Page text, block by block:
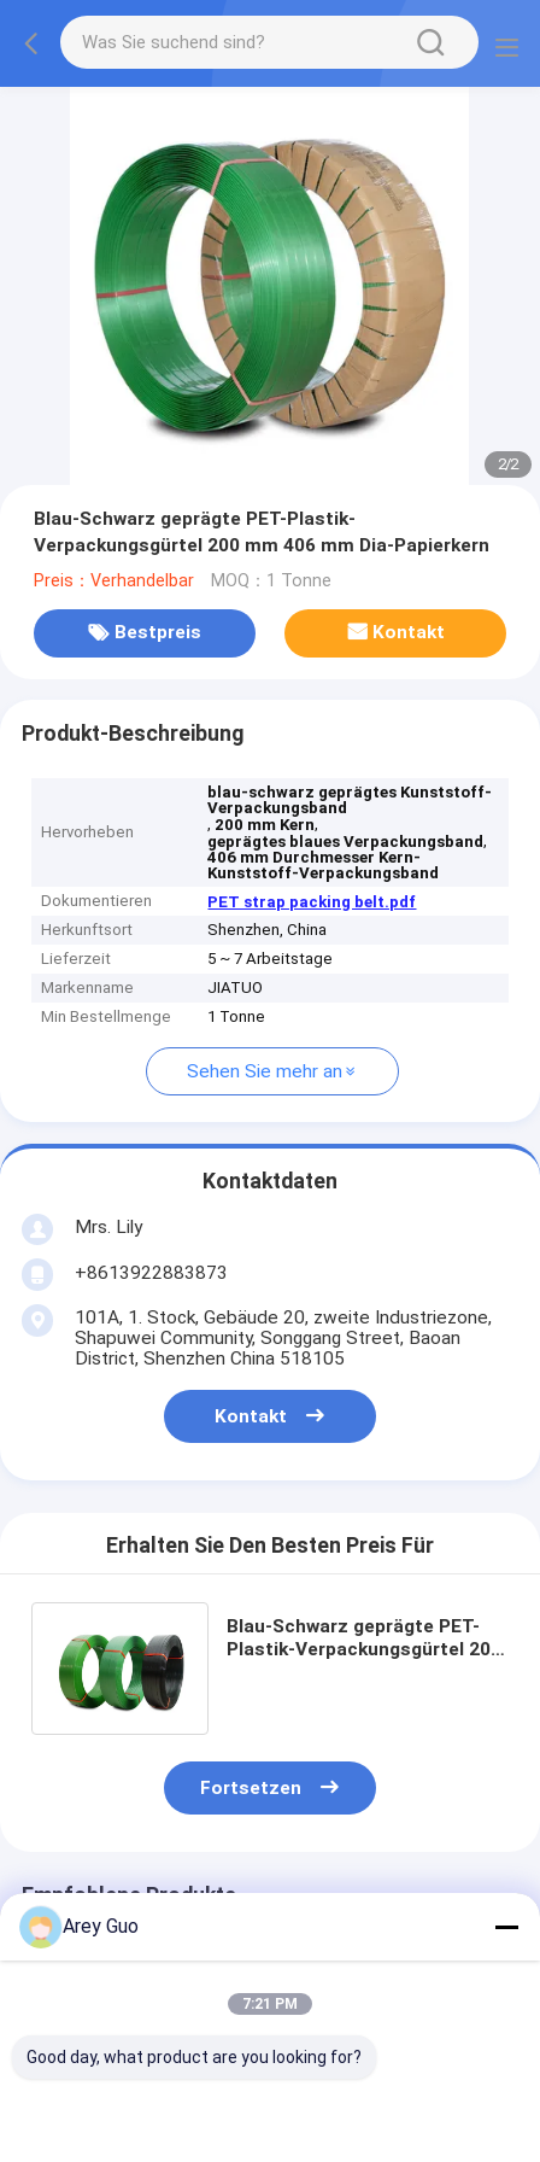
2/2
Blau-Schwarz geprägte PET-Plastik-
Verpackungsgürtel 200 mm 406 mm Dia-Papierkern
Preis：Verhandelbar MOQ：1 Tonne
Bestpreis Kontakt
Produkt-Beschreibung
Hervorheben
blau-schwarz geprägtes Kunststoff-
Verpackungsband
, 200 mm Kern,
geprägtes blaues Verpackungsband,
406 mm Durchmesser Kern-
Kunststoff-Verpackungsband
Dokumentieren
PET strap packing belt.pdf
Herkunftsort
Shenzhen, China
Lieferzeit
5 ~ 7 Arbeitstage
Markenname
JIATUO
Min Bestellmenge
1 Tonne
Sehen Sie mehr an
Kontaktdaten
Mrs. Lily
+8613922883873
101A, 1. Stock, Gebäude 20, zweite Industriezone,
Shapuwei Community, Songgang Street, Baoan
District, Shenzhen China 518105
Kontakt
Erhalten Sie Den Besten Preis Für
Blau-Schwarz geprägte PET-
Plastik-Verpackungsgürtel 200
Fortsetzen
Empfohlene Produkte
Arey Guo
7:21 PM
Good day, what product are you looking for?